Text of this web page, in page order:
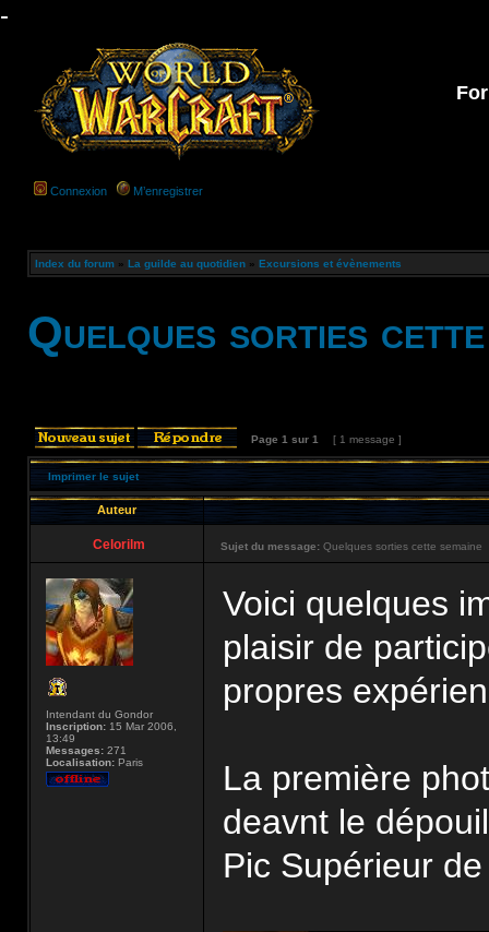
-
Connexion M’enregistrer
Index du forum » La guilde au quotidien » Excursions et évènements
Quelques sorties cette
Page 1 sur 1 [ 1 message ]
Imprimer le sujet
Auteur
Celorilm Sujet du message: Quelques sorties cette semaine
Intendant du Gondor
Inscription: 15 Mar 2006,
13:49
Messages: 271
Localisation: Paris
Voici quelques
plaisir de
propres
La première
deavnt le
Pic Supérieur